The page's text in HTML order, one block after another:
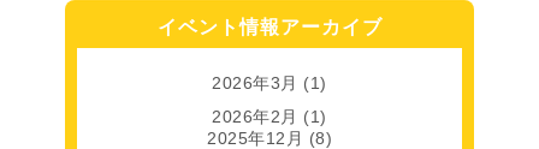
イベント情報アーカイブ
2026年3月 (1)
2026年2月 (1)
2025年12月 (8)